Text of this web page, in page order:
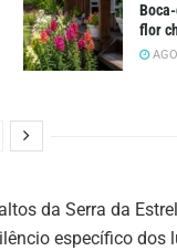
flor
da Serra da
específico dos